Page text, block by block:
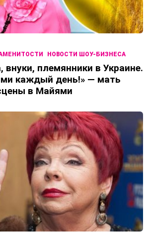
НОВОСТИ ШОУ-БИЗНЕСА
внуки, племянники в Украине.
каждый день!» — мать
в Майями